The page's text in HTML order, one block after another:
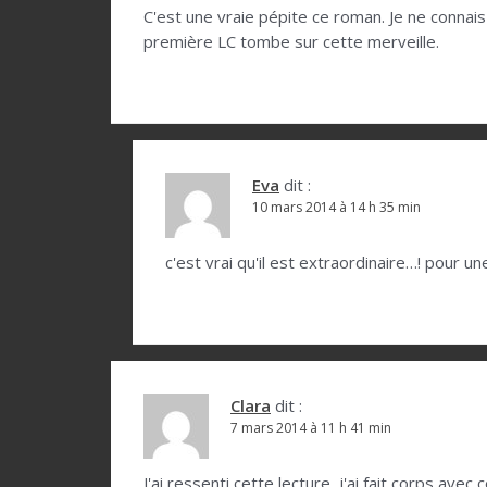
e
C'est une vraie pépite ce roman. Je ne
première LC tombe sur cette merveille.
Eva dit :
10 mars 2014 à 14 h 35 min
c'est vrai qu'il est extraordinaire…! pour
Clara dit :
7 mars 2014 à 11 h 41 min
J'ai ressenti cette lecture, j'ai fait corps avec